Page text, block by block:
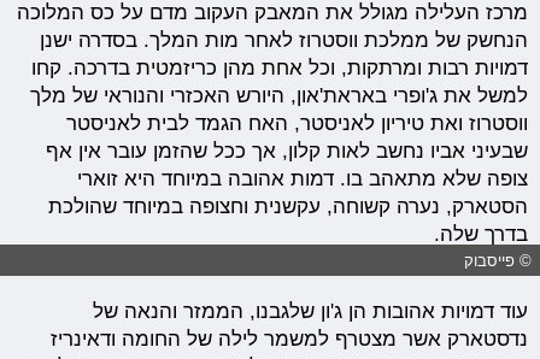
מרכז העלילה מגולל את המאבק העקוב מדם על כס המלוכה
הנחשק של ממלכת ווסטרוז לאחר מות המלך. בסדרה ישנן
דמויות רבות ומרתקות, וכל אחת מהן כריזמטית בדרכה. קחו
למשל את ג'ופרי באראת'און, היורש האכזרי והנוראי של מלך
ווסטרוז ואת טיריון לאניסטר, האח הגמד לבית לאניסטר
שבעיני אביו נחשב לאות קלון, אך ככל שהזמן עובר אין אף
צופה שלא מתאהב בו. דמות אהובה במיוחד היא זוארי
הסטארק, נערה קשוחה, עקשנית וחצופה במיוחד שהולכת
בדרך שלה.
© פייסבוק
עוד דמויות אהובות הן ג'ון שלגבנו, הממזר והנאה של
נדסטארק אשר מצטרף למשמר לילה של החומה ודאינריז